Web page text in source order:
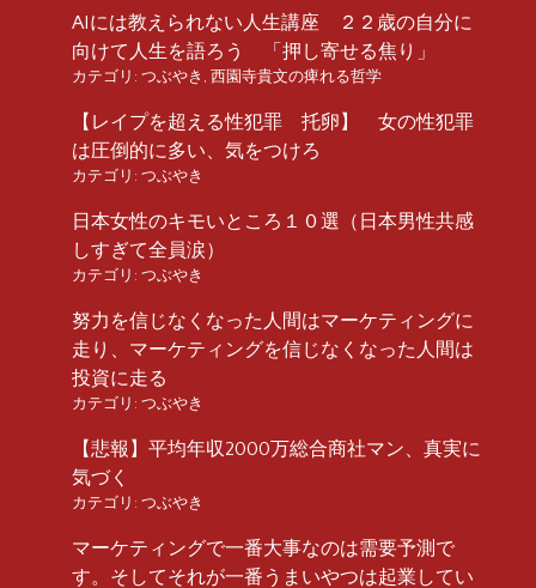
AIには教えられない人生講座 ２２歳の自分に
向けて人生を語ろう 「押し寄せる焦り」
カテゴリ: つぶやき , 西園寺貴文の痺れる哲学
【レイプを超える性犯罪 托卵】 女の性犯罪
は圧倒的に多い、気をつけろ
カテゴリ: つぶやき
日本女性のキモいところ１０選（日本男性共感
しすぎて全員涙）
カテゴリ: つぶやき
努力を信じなくなった人間はマーケティングに
走り、マーケティングを信じなくなった人間は
投資に走る
カテゴリ: つぶやき
【悲報】平均年収2000万総合商社マン、真実に
気づく
カテゴリ: つぶやき
マーケティングで一番大事なのは需要予測で
す。そしてそれが一番うまいやつは起業してい